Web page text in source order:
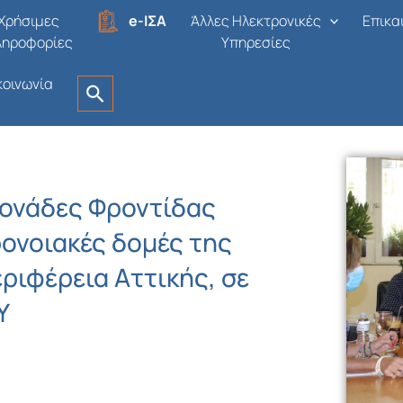
e-ΙΣΑ
Άλλες Ηλεκτρονικές
Υπηρεσίες
Φροντίδας
δομές της
Αττικής, σε